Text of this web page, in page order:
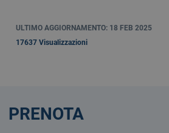
ULTIMO AGGIORNAMENTO: 18 FEB 2025
17637 Visualizzazioni
PRENOTA